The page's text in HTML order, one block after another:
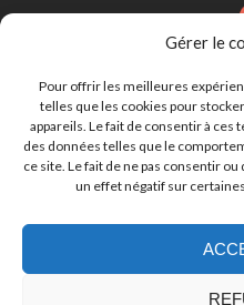
Gérer le
Pour offrir les meilleures
telles que les cookies pour
appareils. Le fait de consentir à
des données telles que le
ce site. Le fait de ne pas consentir
un effet négatif sur